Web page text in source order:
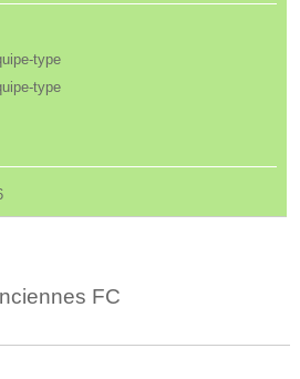
type
type
FC